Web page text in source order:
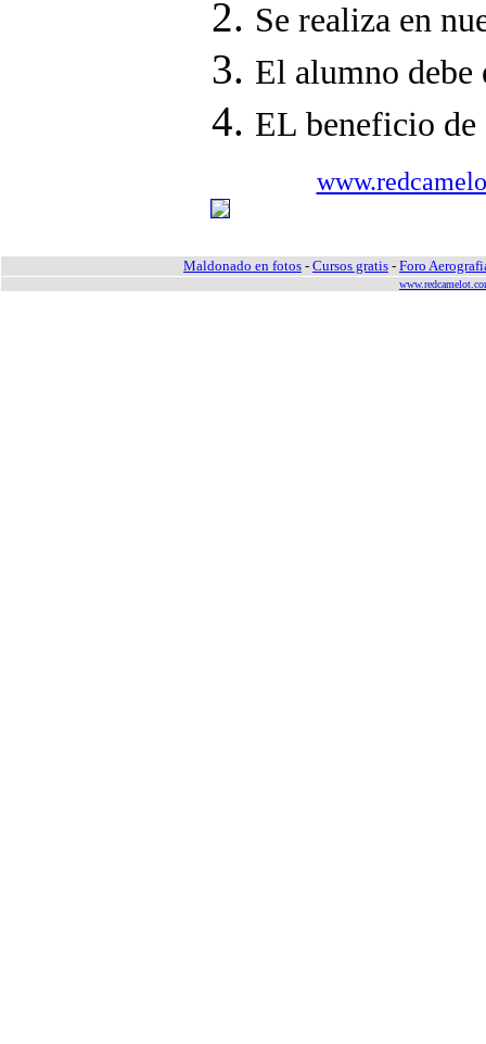
Se realiza en
El alumno debe
EL beneficio de
Maldonado en fotos - Cursos gratis - Foro